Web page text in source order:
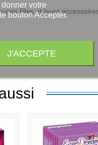
filles et leurs
votre
bouton Accepter.
J'ACCEPTE